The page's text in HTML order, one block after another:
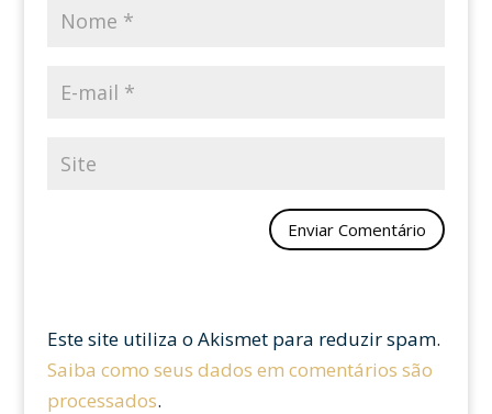
Este site utiliza o Akismet para reduzir spam.
Saiba como seus dados em comentários são
processados.